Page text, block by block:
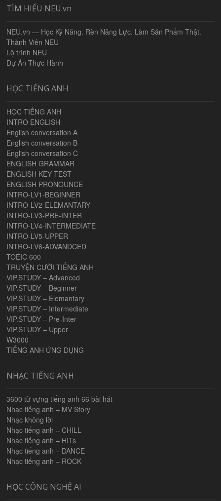
TÌM HIỂU NEU.vn
NEU.vn — Học Kỹ Năng. Rèn Năng Lực. Làm Sản Phẩm Thật.
Thành Viên NEU
Lộ trình NEU
Dự Án Thực Hành
HỌC TIẾNG ANH
HỌC TIẾNG ANH
INTRO ENGLISH
English conversation A
English conversation B
English conversation C
ENGLISH GRAMMAR
ENGLISH KEY TEST
ENGLISH PRONOUNCE
INTRO-LV1-BEGINNER
INTRO-LV2-ELEMANTARY
INTRO-LV3-PRE-INTER
INTRO-LV4-INTERMEDIATE
INTRO-LV5-UPPER
INTRO-LV6-ADVANDCED
TOEIC 600
TRUYỆN CƯỜI TIẾNG ANH
VIP.STUDY – Advanced
VIP.STUDY – Beginner
VIP.STUDY – Elemantary
VIP.STUDY – Intermediate
VIP.STUDY – Pre-Inter
VIP.STUDY – Upper
W3000
TIẾNG ANH ỨNG DỤNG
NHẠC TIẾNG ANH
3600 từ vựng tiếng anh 66 bài hát
Nhạc tiếng anh – MV Story
Nhạc không lời
Nhạc tiếng anh – CHILL
Nhạc tiếng anh – HITs
Nhạc tiếng anh – DANCE
Nhạc tiếng anh – ROCK
HỌC CÔNG NGHỆ AI